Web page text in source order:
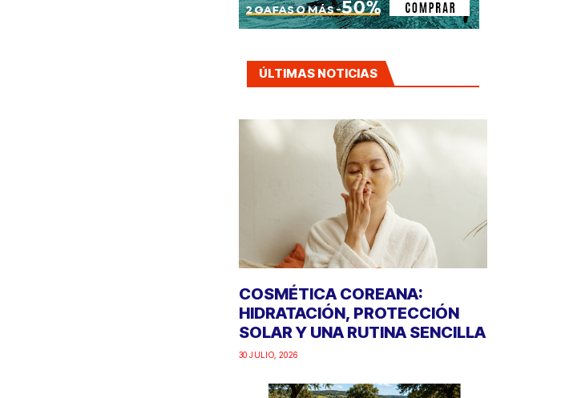
ÚLTIMAS NOTICIAS
COSMÉTICA COREANA:
HIDRATACIÓN, PROTECCIÓN
SOLAR Y UNA RUTINA SENCILLA
30 JULIO, 2026